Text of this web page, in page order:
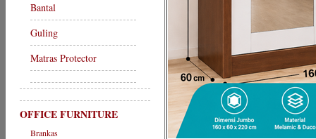
Bantal
Guling
Matras Protector
OFFICE FURNITURE
Brankas